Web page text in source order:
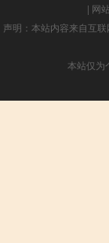
| 网
声明：本站内容来自互
本站仅为